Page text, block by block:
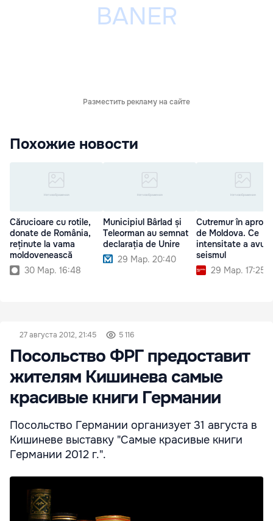
Разместить рекламу на сайте
Похожие новости
Cărucioare cu rotile,
donate de România,
reținute la vama
moldovenească
30 Мар. 16:48
Municipiul Bârlad și
Teleorman au semnat
declarația de Unire
29 Мар. 20:40
Cutremur în
de Moldova. Ce
intensitate a avut
seismul
29 Мар. 17:25
27 августа 2012, 21:45 5 116
Посольство ФРГ предоставит
жителям Кишинева самые
красивые книги Германии
Посольство Германии организует 31 августа в
Кишиневе выставку "Самые красивые книги
Германии 2012 г.".